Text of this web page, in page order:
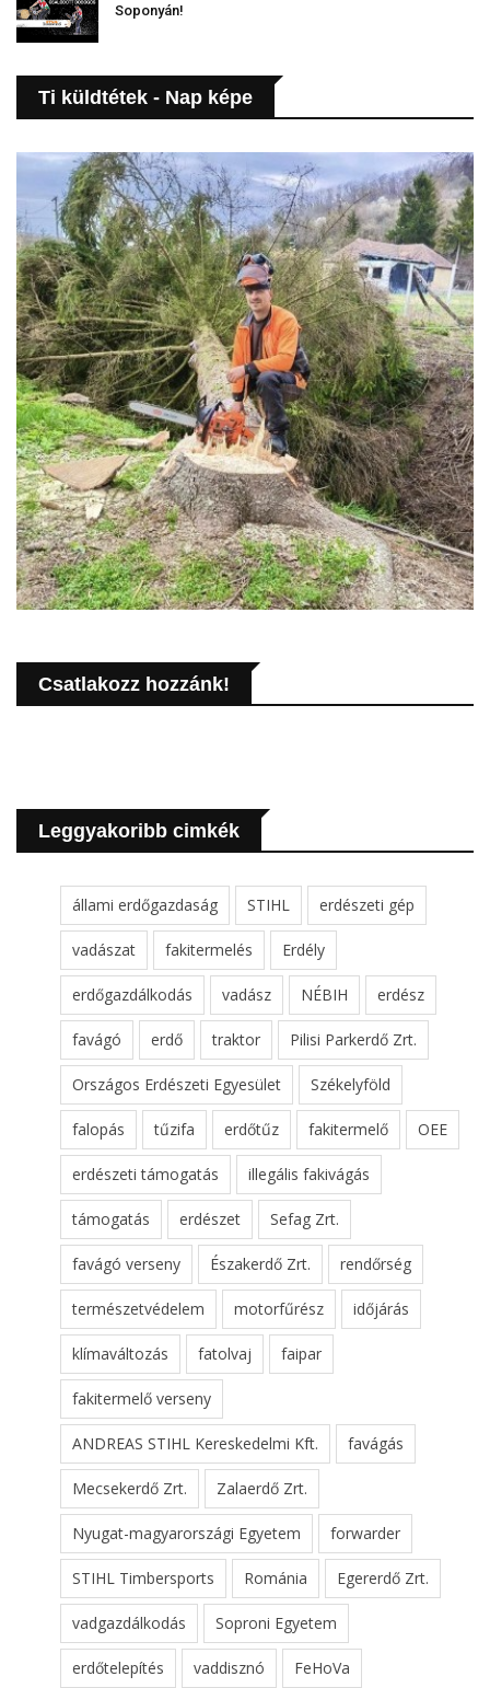
Soponyán!
Ti küldtétek - Nap képe
Csatlakozz hozzánk!
Leggyakoribb cimkék
állami erdőgazdaság STIHL erdészeti gép
vadászat fakitermelés Erdély
erdőgazdálkodás vadász NÉBIH erdész
favágó erdő traktor Pilisi Parkerdő Zrt.
Országos Erdészeti Egyesület Székelyföld
falopás tűzifa erdőtűz fakitermelő OEE
erdészeti támogatás illegális fakivágás
támogatás erdészet Sefag Zrt.
favágó verseny Északerdő Zrt. rendőrség
természetvédelem motorfűrész időjárás
klímaváltozás fatolvaj faipar
fakitermelő verseny
ANDREAS STIHL Kereskedelmi Kft. favágás
Mecsekerdő Zrt. Zalaerdő Zrt.
Nyugat-magyarországi Egyetem forwarder
STIHL Timbersports Románia Egererdő Zrt.
vadgazdálkodás Soproni Egyetem
erdőtelepítés vaddisznó FeHoVa